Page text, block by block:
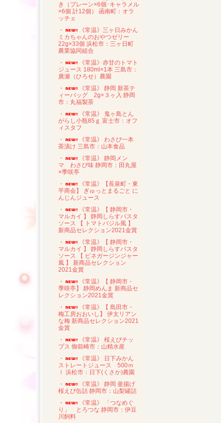
き（プレーン×6個･キャラメル
×6個 計12個） 函南町：オラ
ッチェ
・
《常温》三ヶ日みかん
ミカちゃんのおやつゼリー
22g×33個 浜松市：三ヶ日町
農業協同組合
・
《常温》赤甘のトマト
ジュース 180ml×1本 三島市：
廣瀬（ひろせ）農園
・
《常温》 静岡 新茶テ
ィーバッグ 2g×３ヶ入 静岡
市：丸福製茶
・
《常温》 鬼ヶ島とん
がらし小瓶85ｇ 富士市：オフ
ィスタフ
・
《常温》 わさび一本
茶漬け 三島市：山本食品
・
《常温》 静岡メン
マ わさび味 静岡市：田丸屋
×季咲亭
・
《常温》【長泉町・東
平商会】 ぎゅっとまるごと に
んじんジュース
・
《常温》【 静岡市・
マルカイ 】 静岡しらすパスタ
ソース 【 トマトバジル風 】
新商品セレクション2021金賞
・
《常温》【 静岡市・
マルカイ 】 静岡しらすパスタ
ソース 【 ビネガージンジャー
風 】 新商品セレクション
2021金賞
・
《常温》【 静岡市・
季咲亭】 静岡めんま 新商品セ
レクション2021金賞
・
《常温》【 島田市・
梅工房おおいし】 伊太リアン
な梅 新商品セレクション2021
金賞
・
《常温》 桜えびチッ
プス 御前崎市：山精水産
・
《常温》 日下みかん
ストレートジュース 500ｍ
ｌ 浜松市：日下(くさか)農園
・
《常温》 静岡 釜揚げ
桜えび缶詰 静岡市：山梨罐詰
・
《常温》 「つなめぐ
り」 とろつな 静岡市：伊豆
川飼料